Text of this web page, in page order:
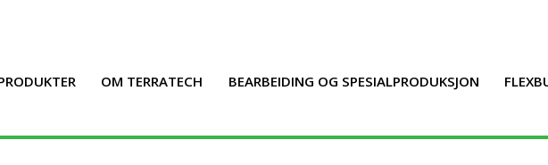
OM TERRATECH BEARBEIDING OG SPESIALPRODUKSJON